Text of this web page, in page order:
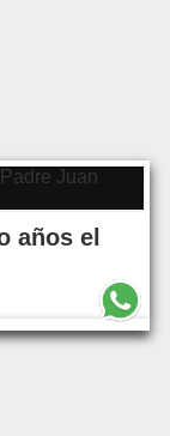
años el